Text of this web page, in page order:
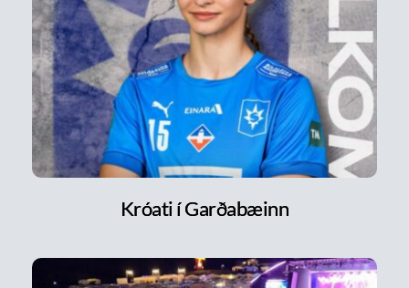
Króati í Garðabæinn